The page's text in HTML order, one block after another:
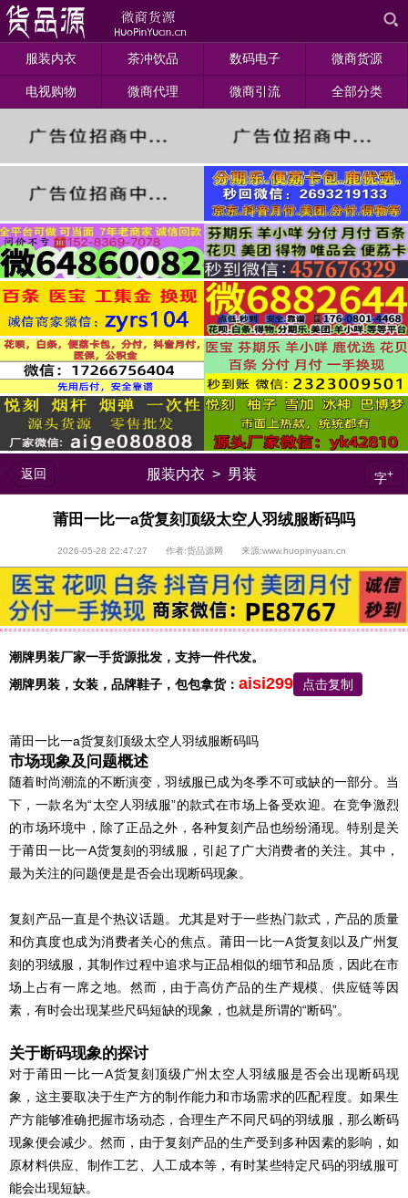
服装内衣 茶冲饮品 数码电子 微商货源
电视购物 微商代理 微商引流 全部分类
返回 服装内衣 > 男装 字+
莆田一比一a货复刻顶级太空人羽绒服断码吗
2026-05-28 22:47:27 作者:货品源网 来源:www.huopinyuan.cn
潮牌男装厂家一手货源批发，支持一件代发。
潮牌男装， 女装，品牌鞋子，包包拿货： aisi299 点击复制
莆田一比一a货复刻顶级太空人羽绒服断码吗
市场现象及问题概述
随着时尚潮流的不断演变，羽绒服已成为冬季不可或缺的一部分。当
下，一款名为“太空人羽绒服”的款式在市场上备受欢迎。在竞争激烈
的市场环境中，除了正品之外，各种复刻产品也纷纷涌现。特别是关
于莆田一比一A货复刻的羽绒服，引起了广大消费者的关注。其中，
最为关注的问题便是是否会出现断码现象。
复刻产品一直是个热议话题。尤其是对于一些热门款式，产品的质量
和仿真度也成为消费者关心的焦点。莆田一比一A货复刻以及广州复
刻 的羽绒服，其制作过程中追求与正品相似的细节和品质，因此在市
场上占有一席之地。然而，由于高仿产品的生产规模、供应链等因
素，有时会出现某些尺码短缺的现象，也就是所谓的“断码”。
关于断码现象的探讨
对于莆田一比一A货复刻顶级广州太空人羽绒服是否会出现断码现
象，这主要取决于生产方的制作能力和市场需求的匹配程度。如果生
产方能够准确把握市场动态，合理生产不同尺码的羽绒服，那么断码
现象便会减少。然而，由于复刻 产品的生产受到多种因素的影响，如
原材料供应、制作工艺、人工成本等，有时某些特定尺码的羽绒服可
能会出现短缺。